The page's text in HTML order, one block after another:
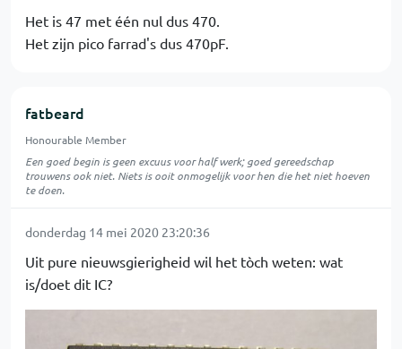
Het is 47 met één nul dus 470.
Het zijn pico farrad's dus 470pF.
fatbeard
Honourable Member
Een goed begin is geen excuus voor half werk; goed gereedschap
trouwens ook niet. Niets is ooit onmogelijk voor hen die het niet hoeven
te doen.
donderdag 14 mei 2020 23:20:36
Uit pure nieuwsgierigheid wil het tòch weten: wat
is/doet dit IC?